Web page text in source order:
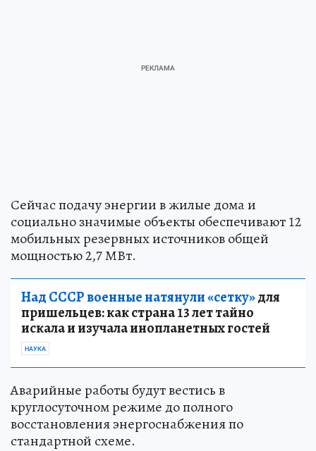
Сейчас подачу энергии в жилые дома и
социально значимые объекты обеспечивают 12
мобильных резервных источников общей
мощностью 2,7 МВт.
Над СССР военные натянули «сетку»для
пришельцев: как страна 13 лет тайно
искала и изучала инопланетных гостей
НАУКА
Аварийные работы будут вестись в
круглосуточном режиме до полного
восстановления энергоснабжения по
стандартной схеме.